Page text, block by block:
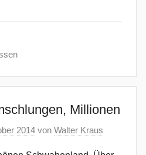
Millionen
2014 von Walter Kraus